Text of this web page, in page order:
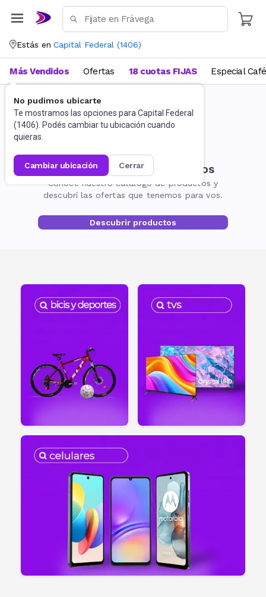
Estás en Capital Federal (1406)
No pudimos ubicarte
Te mostramos las opciones para Capital Federal
(1406). Podés cambiar tu ubicación cuando
quieras.
cambiar ubicación cerrar
Más Vendidos Ofertas 18 cuotas FIJAS Especial Café
No encontramos resultados
Conocé nuestro catálogo de productos y
descubrí las ofertas que tenemos para vos.
Descubrir productos